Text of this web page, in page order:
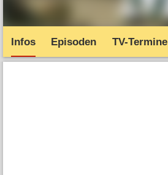
Infos Episoden TV-Termine